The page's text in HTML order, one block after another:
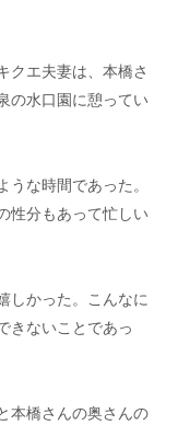
クエ夫妻は、本橋さ
の水口園に憩ってい
な時間であった。
性分もあって忙しい
しかった。こんなに
きないことであっ
本橋さんの奥さんの